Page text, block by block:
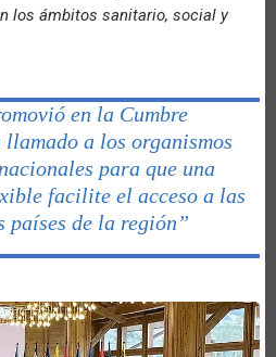
los ámbitos sanitario, social y
en la Cumbre
a los organismos
para que una
facilite el acceso a las
países de la región”